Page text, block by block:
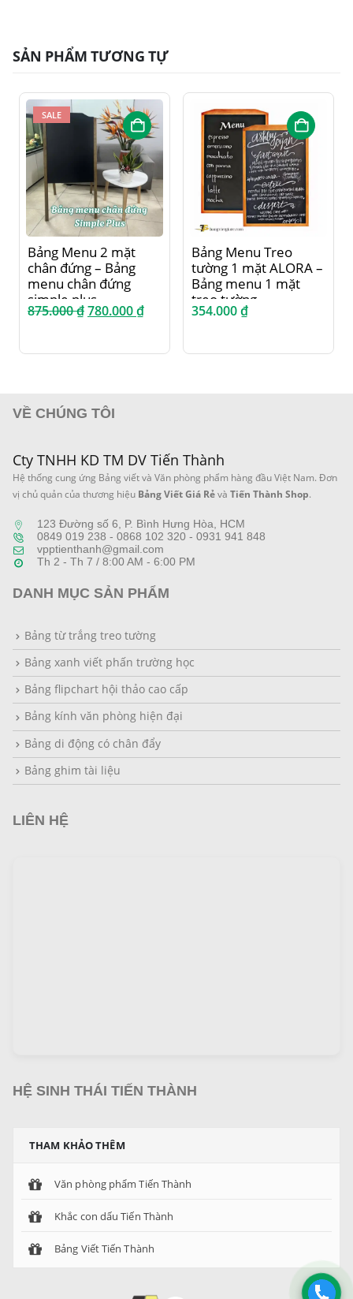
SẢN PHẨM TƯƠNG TỰ
SALE
Bảng Menu 2 mặt
chân đứng – Bảng
menu chân đứng
simple plus
875.000₫Giá
gốc
780.000₫Giá
780.000 ₫.
Bảng Menu Treo
tường 1 mặt ALORA –
Bảng menu 1 mặt
treo tường
354.000₫
VỀ CHÚNG TÔI
Cty TNHH KD TM DV Tiến Thành
Hệ thống cung ứng Bảng viết và Văn phòng phẩm hàng đầu Việt Nam. Đơn
vị chủ quản của thương hiệu Bảng Viết Giá Rẻvà Tiến Thành Shop.
123 Đường số 6, P. Bình Hưng Hòa, HCM
0849 019 238 - 0868 102 320 - 0931 941 848
vpptienthanh@gmail.com
Th 2 - Th 7 / 8:00 AM - 6:00 PM
DANH MỤC SẢN PHẨM
Bảng từ trắng treo tường
Bảng xanh viết phấn trường học
Bảng flipchart hội thảo cao cấp
Bảng kính văn phòng hiện đại
Bảng di động có chân đẩy
Bảng ghim tài liệu
LIÊN HỆ
HỆ SINH THÁI TIẾN THÀNH
THAM KHẢO THÊM
Văn phòng phẩm Tiến Thành
Khắc con dấu Tiến Thành
Bảng Viết Tiến Thành